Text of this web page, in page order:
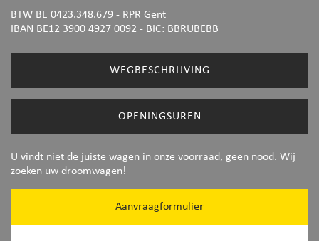
BTW BE 0423.348.679 - RPR Gent
IBAN BE12 3900 4927 0092 - BIC: BBRUBEBB
WEGBESCHRIJVING
OPENINGSUREN
U vindt niet de juiste wagen in onze voorraad, geen nood. Wij
zoeken uw droomwagen!
Aanvraagformulier